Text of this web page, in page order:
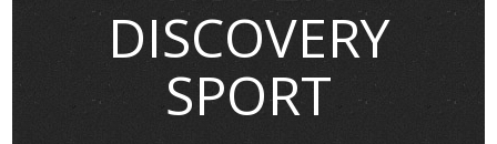
DISCOVERY
SPORT